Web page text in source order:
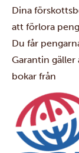
Dina
att förlora
Du får
Garantin gäller
bokar från